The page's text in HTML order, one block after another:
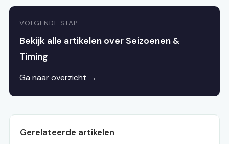
VOLGENDE STAP
Bekijk alle artikelen over Seizoenen &
Timing
Ga naar overzicht →
Gerelateerde artikelen